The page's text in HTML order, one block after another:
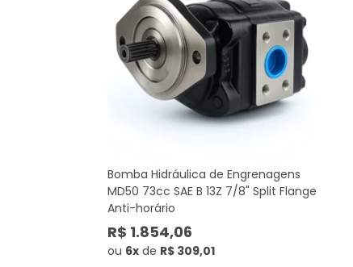
Bomba Hidráulica de Engrenagens
MD50 73cc SAE B 13Z 7/8" Split Flange
Anti-horário
R$ 1.854,06
ou 6xde R$ 309,01